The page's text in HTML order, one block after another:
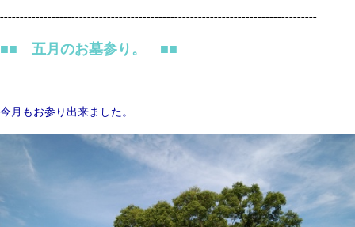
--------------------------------------------------------------------------------
■■ 五月のお墓参り。 ■■
今月もお参り出来ました。